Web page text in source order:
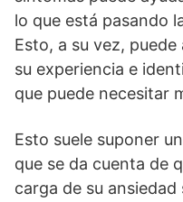
lo que está pasando
Esto, a su vez,
su experiencia e
que puede necesitar
Esto suele suponer
que se da cuenta de
carga de su ansiedad